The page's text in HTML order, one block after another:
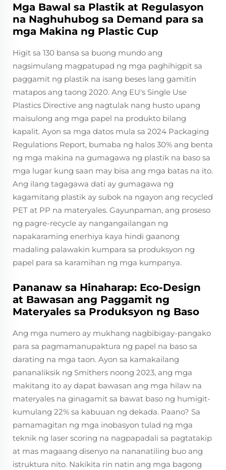
Mga Bawal sa Plastik at Regulasyon
na Naghuhubog sa Demand para sa
mga Makina ng Plastic Cup
Higit sa 130 bansa sa buong mundo ang
nagsimulang magpatupad ng mga paghihigpit sa
paggamit ng plastik na isang beses lang gamitin
matapos ang taong 2020. Ang EU's Single Use
Plastics Directive ang nagtulak nang husto upang
maisulong ang mga papel na produkto bilang
kapalit. Ayon sa mga datos mula sa 2024 Packaging
Regulations Report, bumaba ng halos 30% ang benta
ng mga makina na gumagawa ng plastik na baso sa
mga lugar kung saan may bisa ang mga batas na ito.
Ang ilang tagagawa dati ay gumagawa ng
kagamitang plastik ay subok na ngayon ang recycled
PET at PP na materyales. Gayunpaman, ang proseso
ng pagre-recycle ay nangangailangan ng
napakaraming enerhiya kaya hindi gaanong
madaling palawakin kumpara sa produksyon ng
papel para sa karamihan ng mga kumpanya.
Pananaw sa Hinaharap: Eco-Design
at Bawasan ang Paggamit ng
Materyales sa Produksyon ng Baso
Ang mga numero ay mukhang nagbibigay-pangako
para sa pagmamanupaktura ng papel na baso sa
darating na mga taon. Ayon sa kamakailang
pananaliksik ng Smithers noong 2023, ang mga
makitang ito ay dapat bawasan ang mga hilaw na
materyales na ginagamit sa bawat baso ng humigit-
kumulang 22% sa kabuuan ng dekada. Paano? Sa
pamamagitan ng mga inobasyon tulad ng mga
teknik ng laser scoring na nagpapadali sa pagtatakip
at mas magaang disenyo na nananatiling buo ang
istruktura nito. Nakikita rin natin ang mga bagong